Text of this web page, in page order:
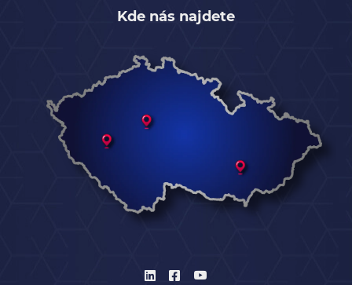
Kde nás najdete